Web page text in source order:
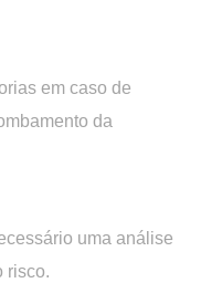
em caso de
da
uma análise
risco.